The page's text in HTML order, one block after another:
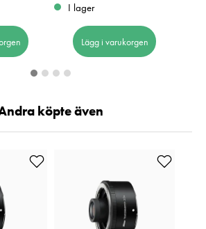
I lager
Lägg i varukorgen
köpte även